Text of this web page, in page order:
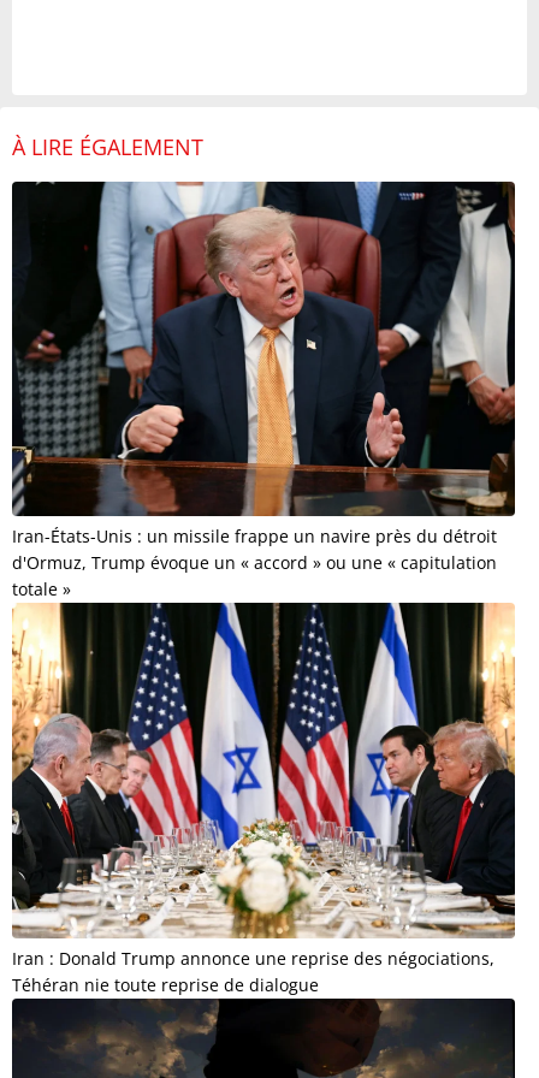
À LIRE ÉGALEMENT
Iran-États-Unis : un missile frappe un navire près du détroit
d'Ormuz, Trump évoque un « accord » ou une « capitulation
totale »
Iran : Donald Trump annonce une reprise des négociations,
Téhéran nie toute reprise de dialogue